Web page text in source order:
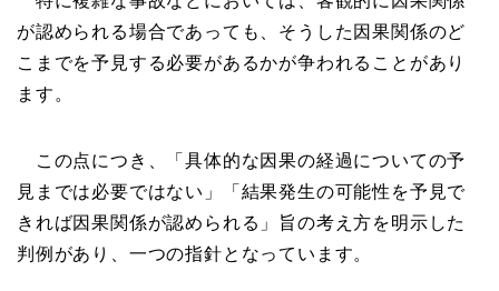
が認められる場合であっても、そうした因果関係のど
こまでを予見する必要があるかが争われることがあり
ます。
この点につき、「具体的な因果の経過についての予
見までは必要ではない」「結果発生の可能性を予見で
きれば因果関係が認められる」旨の考え方を明示した
判例があり、一つの指針となっています。